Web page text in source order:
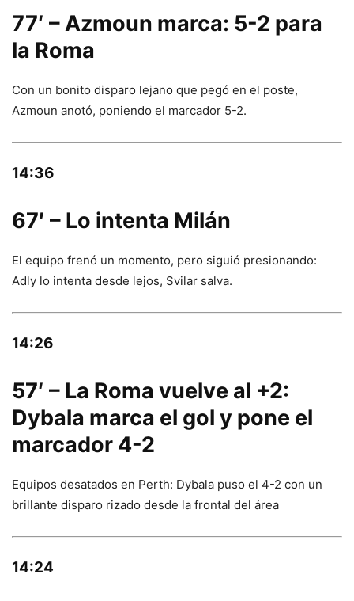
77′ – Azmoun marca: 5-2 para
la Roma
Con un bonito disparo lejano que pegó en el poste,
Azmoun anotó, poniendo el marcador 5-2.
14:36
67′ – Lo intenta Milán
El equipo frenó un momento, pero siguió presionando:
Adly lo intenta desde lejos, Svilar salva.
14:26
57′ – La Roma vuelve al +2:
Dybala marca el gol y pone el
marcador 4-2
Equipos desatados en Perth: Dybala puso el 4-2 con un
brillante disparo rizado desde la frontal del área
14:24